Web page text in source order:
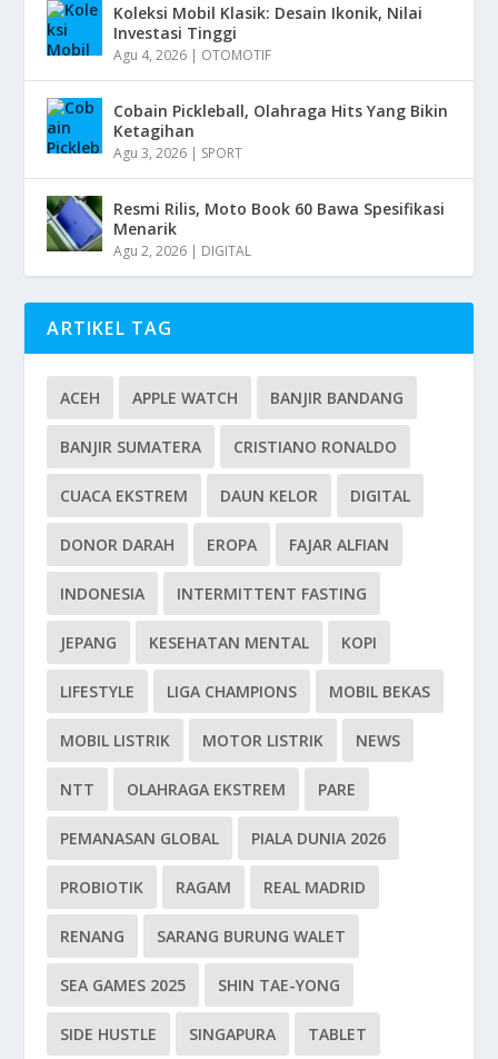
Koleksi Mobil Klasik: Desain Ikonik, Nilai
Investasi Tinggi
Agu 4, 2026 | OTOMOTIF
Cobain Pickleball, Olahraga Hits Yang Bikin
Ketagihan
Agu 3, 2026 | SPORT
Resmi Rilis, Moto Book 60 Bawa Spesifikasi
Menarik
Agu 2, 2026 | DIGITAL
ARTIKEL TAG
ACEH APPLE WATCH BANJIR BANDANG
BANJIR SUMATERA CRISTIANO RONALDO
CUACA EKSTREM DAUN KELOR DIGITAL
DONOR DARAH EROPA FAJAR ALFIAN
INDONESIA INTERMITTENT FASTING
JEPANG KESEHATAN MENTAL KOPI
LIFESTYLE LIGA CHAMPIONS MOBIL BEKAS
MOBIL LISTRIK MOTOR LISTRIK NEWS
NTT OLAHRAGA EKSTREM PARE
PEMANASAN GLOBAL PIALA DUNIA 2026
PROBIOTIK RAGAM REAL MADRID
RENANG SARANG BURUNG WALET
SEA GAMES 2025 SHIN TAE-YONG
SIDE HUSTLE SINGAPURA TABLET